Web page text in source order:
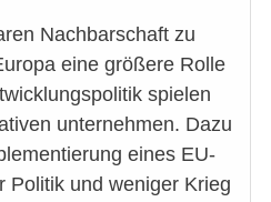
Nachbarschaft zu
eine größere Rolle
spielen
unternehmen. Dazu
eines EU-
Politik und weniger Krieg